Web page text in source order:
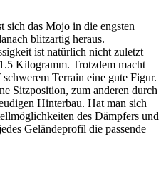
sich das Mojo in die engsten
blitzartig heraus.
ist natürlich nicht zuletzt
Kilogramm. Trotzdem macht
Terrain eine gute Figur.
Sitzposition, zum anderen durch
Hinterbau. Hat man sich
des Dämpfers und
Geländeprofil die passende